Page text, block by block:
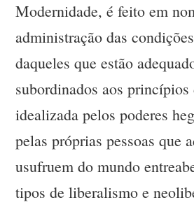
Modernidade, é feito em
administração das
daqueles que estão
subordinados aos
idealizada pelos poderes
pelas próprias pessoas que
usufruem do mundo
tipos de liberalismo e